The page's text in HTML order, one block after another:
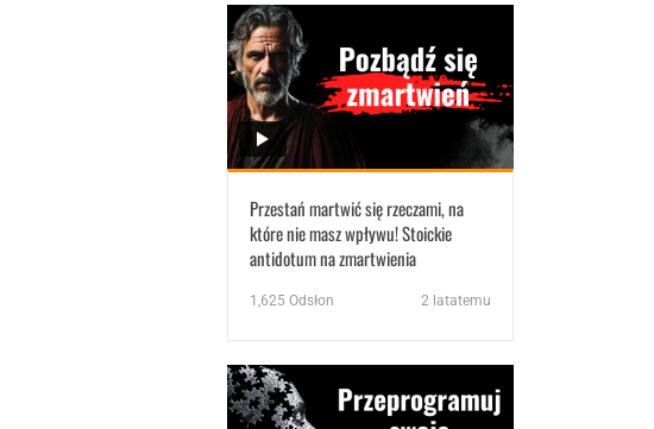
Przestań martwić się rzeczami, na
które nie masz wpływu! Stoickie
antidotum na zmartwienia
1,625 Odsłon 2 latatemu